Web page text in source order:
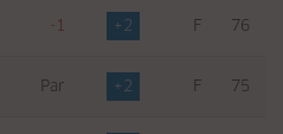
-1 +2 F 76
Par +2 F 75